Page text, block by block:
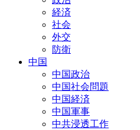
経済
社会
外交
防衛
中国
中国政治
中国社会問題
中国経済
中国軍事
中共浸透工作